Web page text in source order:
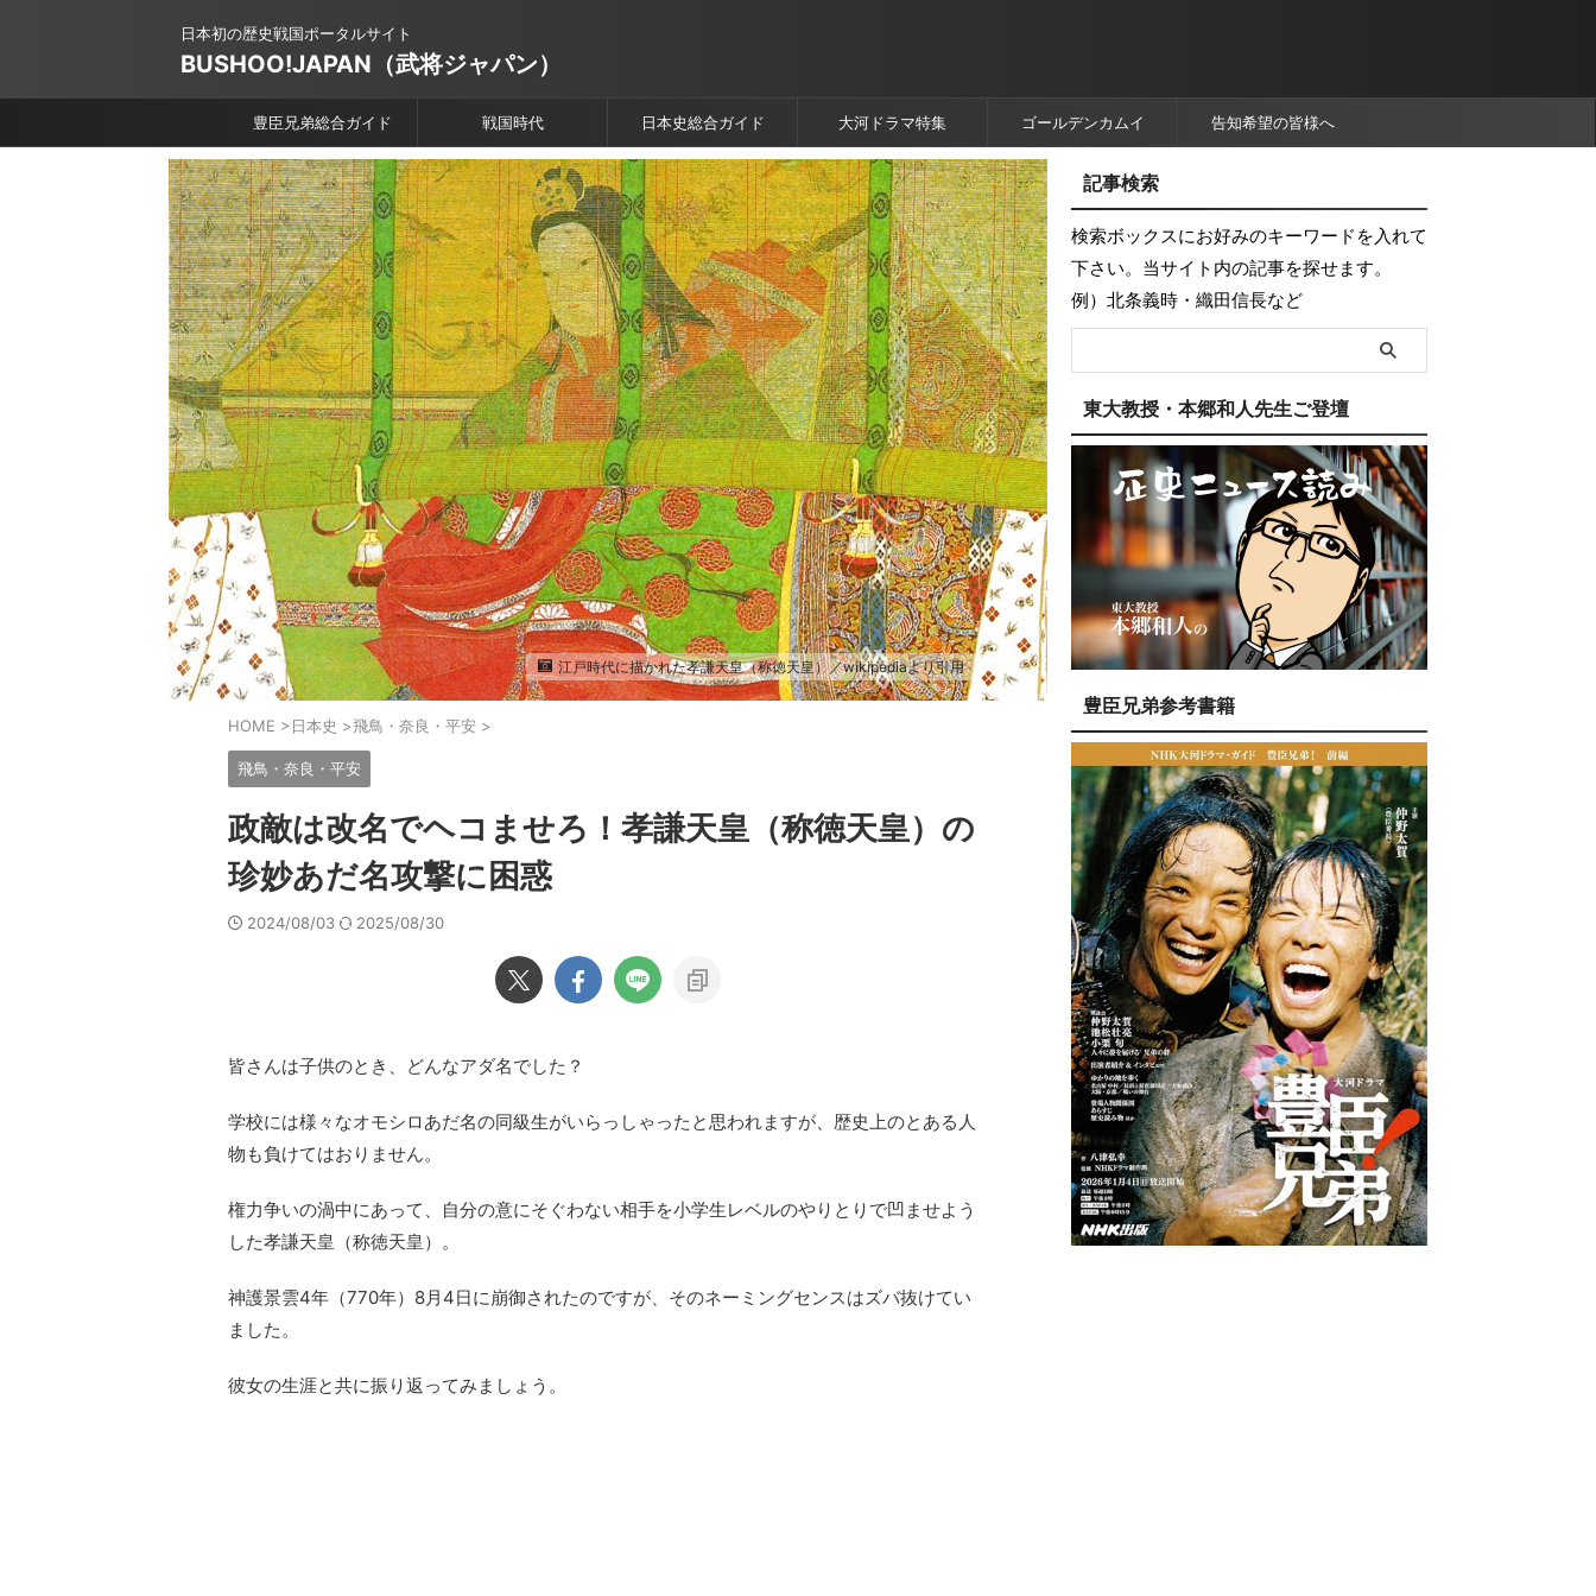
日本初の歴史戦国ポータルサイト
BUSHOO!JAPAN（武将ジャパン）
豊臣兄弟総合ガイド 戦国時代 日本史総合ガイド 大河ドラマ特集 ゴールデンカムイ 告知希望の皆様へ
江戸時代に描かれた孝謙天皇（称徳天皇）／wikipediaより引用
HOME >日本史 >飛鳥・奈良・平安 >
飛鳥・奈良・平安
政敵は改名でヘコませろ！孝謙天皇（称徳天皇）の
珍妙あだ名攻撃に困惑
2024/08/03 2025/08/30
皆さんは子供のとき、どんなアダ名でした？
学校には様々なオモシロあだ名の同級生がいらっしゃったと思われますが、歴史上のとある人
物も負けてはおりません。
権力争いの渦中にあって、自分の意にそぐわない相手を小学生レベルのやりとりで凹ませよう
した孝謙天皇（称徳天皇）。
神護景雲4年（770年）8月4日に崩御されたのですが、そのネーミングセンスはズバ抜けてい
ました。
彼女の生涯と共に振り返ってみましょう。
記事検索
検索ボックスにお好みのキーワードを入れて
下さい。当サイト内の記事を探せます。
例）北条義時・織田信長など
東大教授・本郷和人先生ご登壇
豊臣兄弟参考書籍